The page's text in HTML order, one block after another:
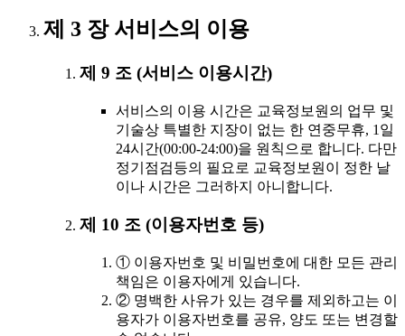
제 3 장 서비스의 이용
제 9 조 (서비스 이용시간)
서비스의 이용 시간은 교육정보원의 업무 및
기술상 특별한 지장이 없는 한 연중무휴, 1일
24시간(00:00-24:00)을 원칙으로 합니다. 다만
정기점검등의 필요로 교육정보원이 정한 날
이나 시간은 그러하지 아니합니다.
제 10 조 (이용자번호 등)
① 이용자번호 및 비밀번호에 대한 모든 관리
책임은 이용자에게 있습니다.
② 명백한 사유가 있는 경우를 제외하고는 이
용자가 이용자번호를 공유, 양도 또는 변경할